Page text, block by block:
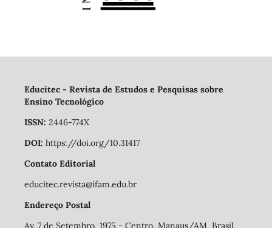
Educitec - Revista de Estudos e Pesquisas sobre
Ensino Tecnológico
ISSN: 2446-774X
DOI: https://doi.org/10.31417
Contato Editorial
educitec.revista@ifam.edu.br
Endereço Postal
Av. 7 de Setembro, 1975 - Centro, Manaus/AM, Brasil,